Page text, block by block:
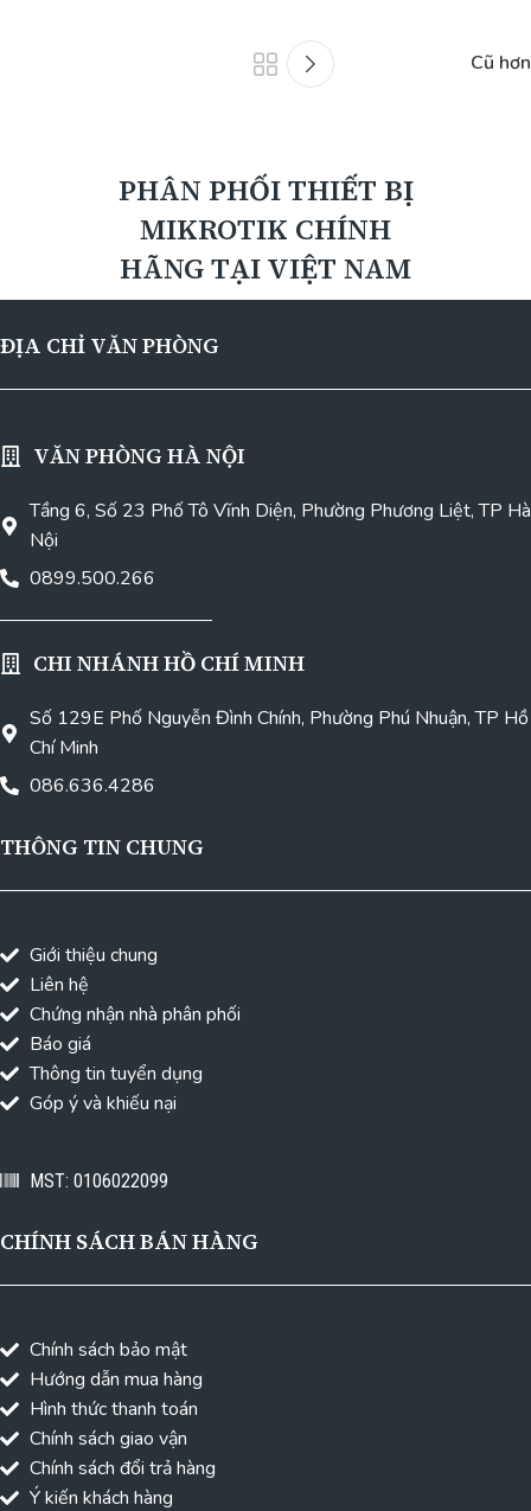
Cũ hơn
PHÂN PHỐI THIẾT BỊ
MIKROTIK CHÍNH
HÃNG TẠI VIỆT NAM
ĐỊA CHỈ VĂN PHÒNG
VĂN PHÒNG HÀ NỘI
Tầng 6, Số 23 Phố Tô Vĩnh Diện, Phường Phương Liệt, TP Hà
Nội
0899.500.266
CHI NHÁNH HỒ CHÍ MINH
Số 129E Phố Nguyễn Đình Chính, Phường Phú Nhuận, TP Hồ
Chí Minh
086.636.4286
THÔNG TIN CHUNG
Giới thiệu chung
Liên hệ
Chứng nhận nhà phân phối
Báo giá
Thông tin tuyển dụng
Góp ý và khiếu nại
MST: 0106022099
CHÍNH SÁCH BÁN HÀNG
Chính sách bảo mật
Hướng dẫn mua hàng
Hình thức thanh toán
Chính sách giao vận
Chính sách đổi trả hàng
Ý kiến khách hàng